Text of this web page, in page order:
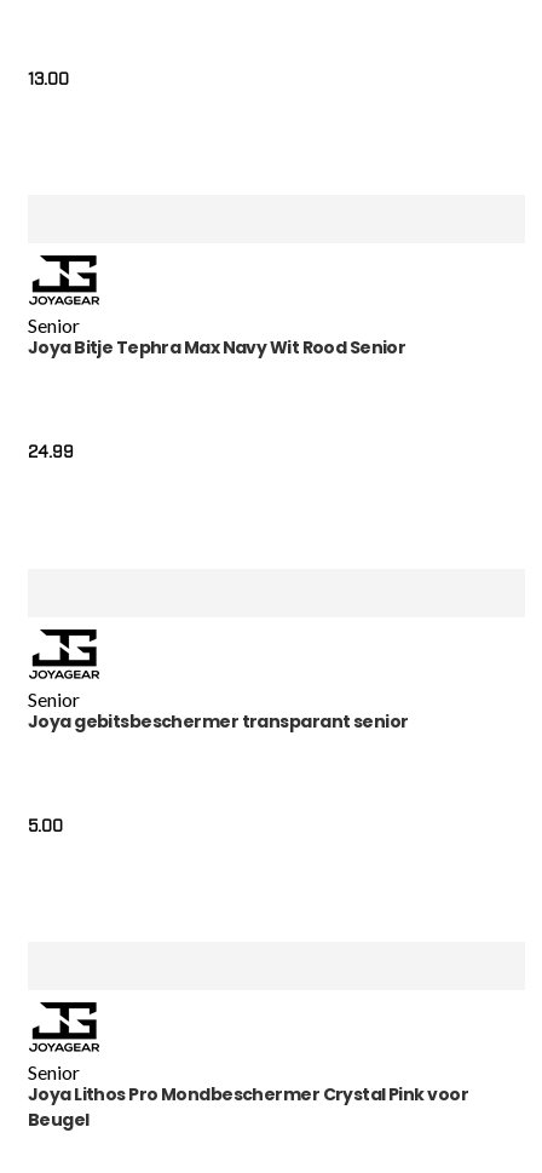
13.00
Senior
Joya Bitje Tephra Max Navy Wit Rood Senior
24.99
Senior
Joya gebitsbeschermer transparant senior
5.00
Senior
Joya Lithos Pro Mondbeschermer Crystal Pink voor
Beugel